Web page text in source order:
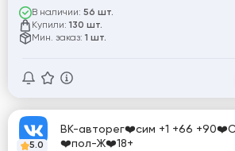
В наличии: 56 шт.
Купили: 130 шт.
Мин. заказ: 1 шт.
5.0
ВК-авторег❤️сим +1 +66 +90❤️СВЕЖИЕ, БЕЗ БАНА
❤️пол-Ж❤️18+